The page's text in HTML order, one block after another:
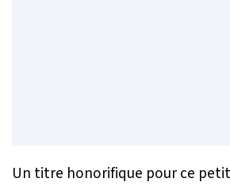
Un titre honorifique pour ce